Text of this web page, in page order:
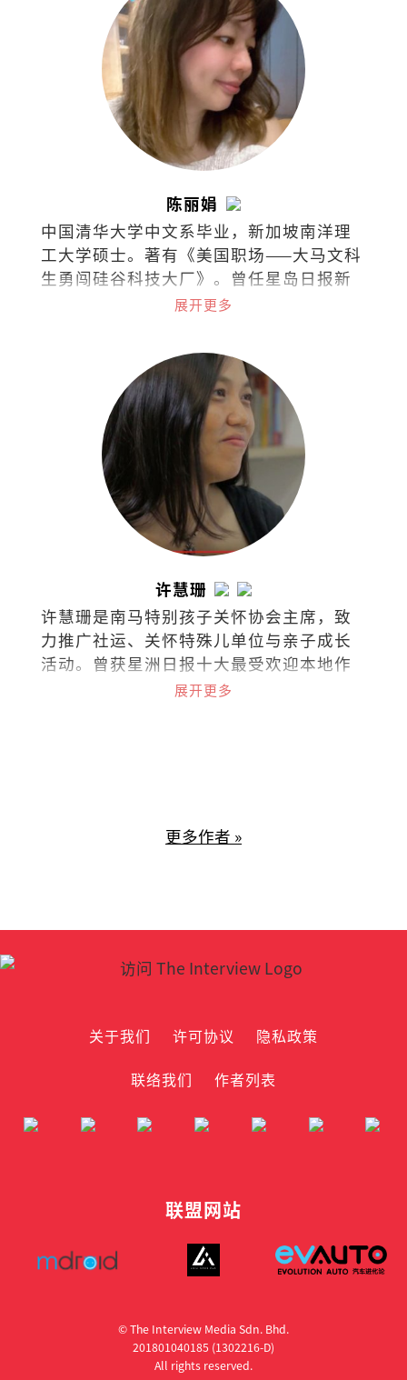
陈丽娟
中国清华大学中文系毕业，新加坡南洋理
工大学硕士。著有《美国职场——大马文科
生勇闯硅谷科技大厂》。曾任星岛日报新
闻记者、美国加州圣荷西市议员办公室助
于字节跳动的商务关系部。
展开更多
许慧珊
许慧珊是南马特别孩子关怀协会主席，致
力推广社运、关怀特殊儿单位与亲子成长
活动。曾获星洲日报十大最受欢迎本地作
家，文章常见于各报与杂志。著有《单身
展开更多
更多作者 »
关于我们 许可协议
隐私政策
联络我们
作者列表
联盟网站
© The Interview Media Sdn. Bhd.
201801040185 (1302216­-D)
All rights reserved.